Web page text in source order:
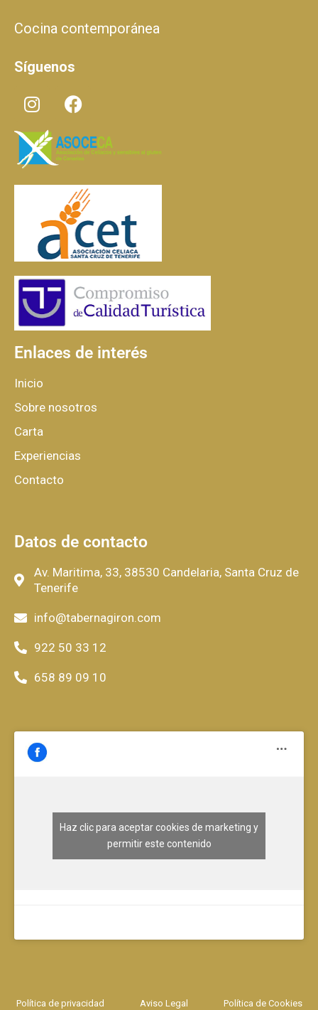
Cocina contemporánea
Síguenos
Enlaces de interés
Inicio
Sobre nosotros
Carta
Experiencias
Contacto
Datos de contacto
Av. Maritima, 33, 38530 Candelaria, Santa Cruz de
Tenerife
info@tabernagiron.com
922 50 33 12
658 89 09 10
Haz clic para aceptar cookies de marketing y
permitir este contenido
Política de privacidad Aviso Legal Política de Cookies